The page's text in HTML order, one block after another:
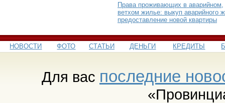
Права проживающих в аварийном,
ветхом жилье: выкуп аварийного
предоставление новой квартиры
НОВОСТИ ФОТО СТАТЬИ ДЕНЬГИ КРЕДИТЫ
Для вас последние